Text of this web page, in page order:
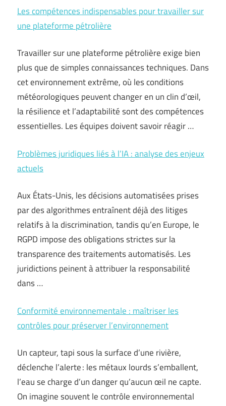
Les compétences indispensables pour travailler sur
une plateforme pétrolière
Travailler sur une plateforme pétrolière exige bien
plus que de simples connaissances techniques. Dans
cet environnement extrême, où les conditions
météorologiques peuvent changer en un clin d’œil,
la résilience et l’adaptabilité sont des compétences
essentielles. Les équipes doivent savoir réagir …
Problèmes juridiques liés à l’IA : analyse des enjeux
actuels
Aux États-Unis, les décisions automatisées prises
par des algorithmes entraînent déjà des litiges
relatifs à la discrimination, tandis qu’en Europe, le
RGPD impose des obligations strictes sur la
transparence des traitements automatisés. Les
juridictions peinent à attribuer la responsabilité
dans …
Conformité environnementale : maîtriser les
contrôles pour préserver l’environnement
Un capteur, tapi sous la surface d’une rivière,
déclenche l’alerte : les métaux lourds s’emballent,
l’eau se charge d’un danger qu’aucun œil ne capte.
On imagine souvent le contrôle environnemental